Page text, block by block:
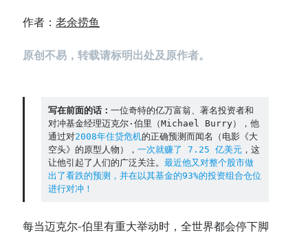
你的回测曲线越漂亮，我越替你担心：因为历史顺序，正在“倒着”给你
仓位大小背后的数学：为什么胜率40%的策略，能比胜率60%的更赚钱
我拿Reddit上高赞的趋势策略，认真跑了一遍回测（附代码）
老余看市：长鑫4万亿，A股却蒸发12.4万亿
普通人的5个常见投资错误，可能让你多干12年才能退休
作者：老余捞鱼
原创不易，转载请标明出处及原作者。
写在前面的话： 一位奇特的亿万富翁、著名投资者和
对冲基金经理迈克尔·伯里（Michael Burry），他
通过对2008年住贷危机的正确预测而闻名（电影《大
空头》的原型人物）， 一次就赚了 7.25 亿美元，这
让他引起了人们的广泛关注。 最近他又对整个股市做
出了看跌的预测，并在以其基金的93%的投资组合仓位
进行对冲！
每当迈克尔-伯里有重大举动时，全世界都会停下脚